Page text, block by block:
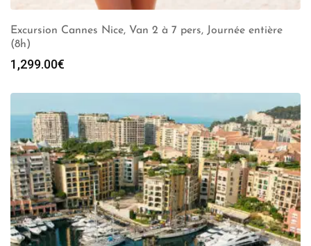
Excursion Cannes Nice, Van 2 à 7 pers, Journée entière
(8h)
1,299.00€